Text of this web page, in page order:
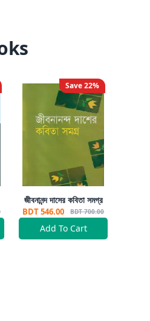
Save22%
জীবনানন্দ দাসের কবিতা সমগ্র
BDT 546.00 BDT 700.00
Add To Cart